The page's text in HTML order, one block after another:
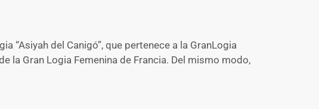
“Asiyah del Canigó”, que pertenece a la GranLogia
la Gran Logia Femenina de Francia. Del mismo modo,